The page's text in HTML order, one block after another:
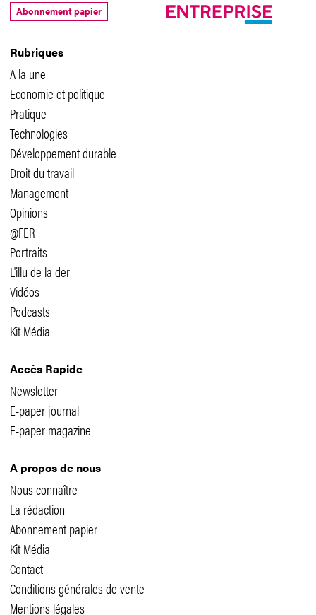
Rubriques
A la une
Economie et politique
Pratique
Technologies
Développement durable
Droit du travail
Management
Opinions
@FER
Portraits
L'illu de la der
Vidéos
Podcasts
Kit Média
Accès Rapide
Newsletter
E-paper journal
E-paper magazine
A propos de nous
Nous connaître
La rédaction
Abonnement papier
Kit Média
Contact
Conditions générales de vente
Mentions légales
Abonnement papier